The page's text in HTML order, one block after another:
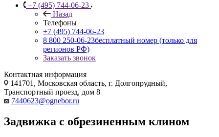
+7 (495) 744-06-23
Назад
Телефоны
+7 (495) 744-06-23
8 800 250-06-23бесплатный номер (только для
регионов РФ)
Заказать звонок
Контактная информация
141701, Московская область, г. Долгопрудный,
Транспортный проезд, дом 8
7440623@ognebor.ru
Задвижка с обрезиненным клином